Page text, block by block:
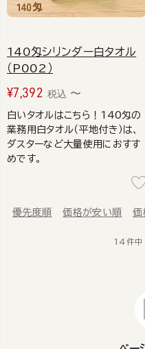
140匁シリンダー白タオル
（P002）
¥7,392 税込 〜
白いタオルはこちら！140匁の
業務用白タオル（平地付き）は、
ダスターなど大量使用におすす
めです。
優先度順 価格が安い順 価
14件中